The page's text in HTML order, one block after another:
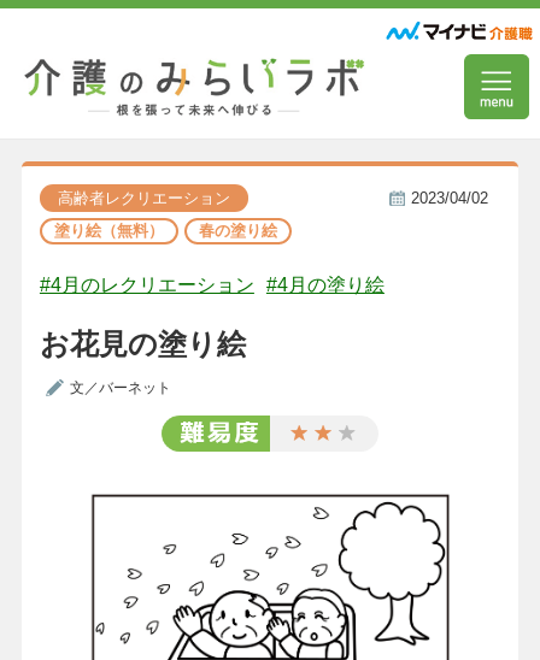
高齢者レクリエーション
塗り絵（無料）
春の塗り絵
2023/04/02
#4月のレクリエーション #4月の塗り絵
お花見の塗り絵
文／バーネット